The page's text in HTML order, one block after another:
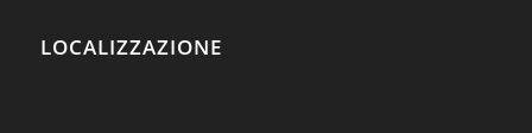
LOCALIZZAZIONE